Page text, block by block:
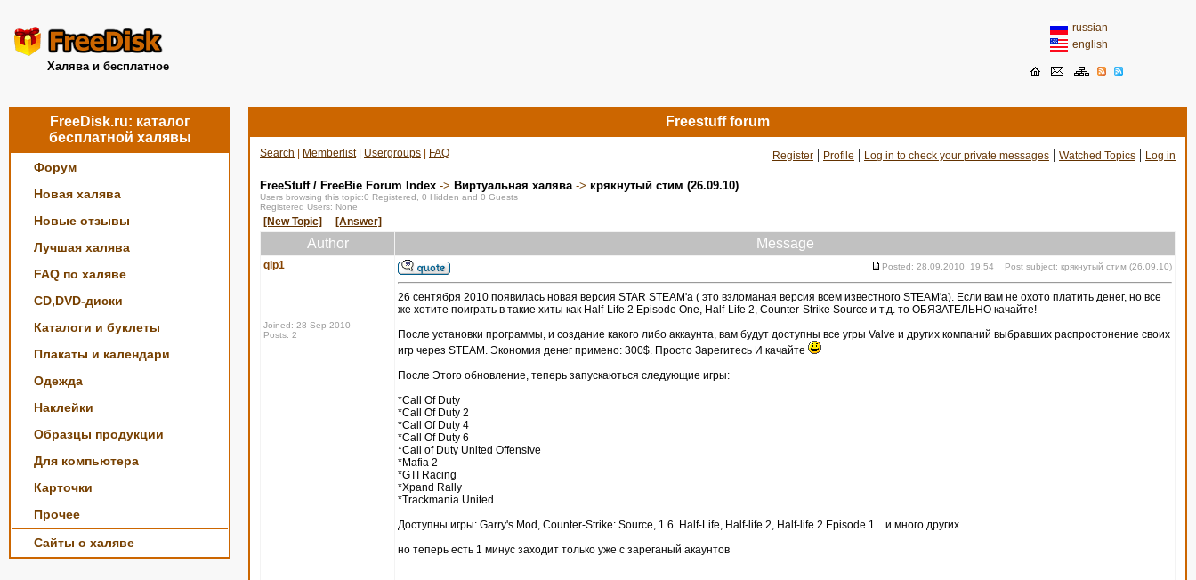
Халява и бесплатное
russian
english
FreeDisk.ru: каталог
бесплатной халявы
Форум
Новая халява
Новые отзывы
Лучшая халява
FAQ по халяве
CD,DVD-диски
Каталоги и буклеты
Плакаты и календари
Одежда
Наклейки
Образцы продукции
Для компьютера
Карточки
Прочее
Сайты о халяве
Freestuff forum
Search Memberlist| Usergroups FAQ Register | Profile | Log in to check your private messages | Watched Topics | Log in
FreeStuff / FreeBie Forum Index -> Виртуальная халява-> крякнутый стим (26.09.10)
Users browsing this topic:0 Registered, 0 Hidden and 0 Guests
Registered Users: None
[New Topic] [Answer]
Author Message
qip1
Joined: 28 Sep 2010
Posts: 2
Posted: 28.09.2010, 19:54 Post subject: крякнутый стим (26.09.10)
26 сентября 2010 появилась новая версия STAR STEAM'a ( это взломаная версия всем известного STEAM'a). Если вам не охото платить денег, но все
же хотите поиграть в такие хиты как Half-Life 2 Episode One, Half-Life 2, Counter-Strike Source и т.д. то ОБЯЗАТЕЛЬНО качайте!
После установки программы, и создание какого либо аккаунта, вам будут доступны все угры Valve и других компаний выбравших распростонение своих
игр через STEAM. Экономия денег примено: 300$. Просто Зарегитесь И качайте
После Этого обновление, теперь запускаються следующие игры:
*Call Of Duty
*Call Of Duty 2
*Call Of Duty 4
*Call Of Duty 6
*Call of Duty United Offensive
*Mafia 2
*GTI Racing
*Xpand Rally
*Trackmania United
Доступны игры: Garry's Mod, Counter-Strike: Source, 1.6. Half-Life, Half-life 2, Half-life 2 Episode 1... и много других.
но теперь есть 1 минус заходит только уже с зареганый акаунтов